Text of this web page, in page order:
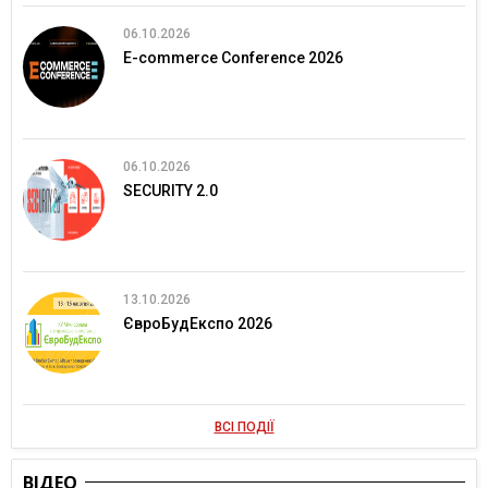
06.10.2026
E-commerce Conference 2026
06.10.2026
SECURITY 2.0
13.10.2026
ЄвроБудЕкспо 2026
ВСІ ПОДІЇ
ВІДЕО